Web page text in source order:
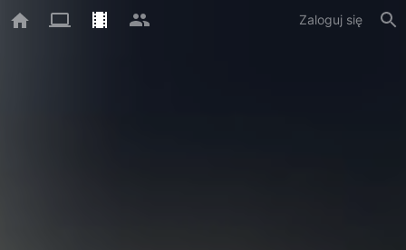
Zaloguj się